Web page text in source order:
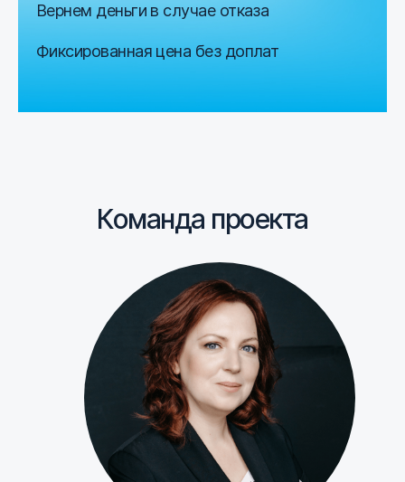
Вернем деньги в случае отказа
Фиксированная цена без доплат
Команда проекта